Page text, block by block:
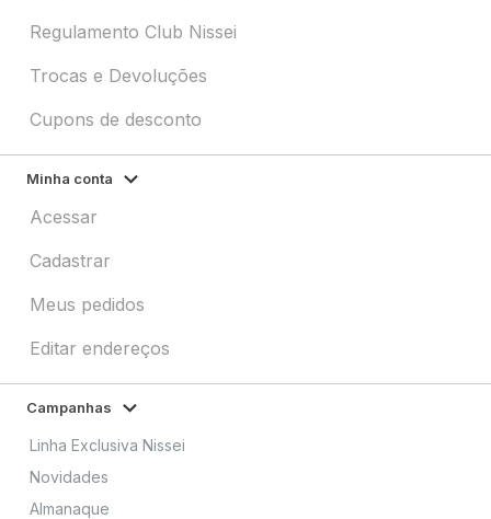
Regulamento Club Nissei
Trocas e Devoluções
Cupons de desconto
Minha conta
Acessar
Cadastrar
Meus pedidos
Editar endereços
Campanhas
Linha Exclusiva Nissei
Novidades
Almanaque